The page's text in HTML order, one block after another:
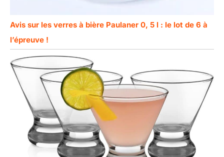
Avis sur les verres à bière Paulaner 0, 5 l : le lot de 6 à
l’épreuve !